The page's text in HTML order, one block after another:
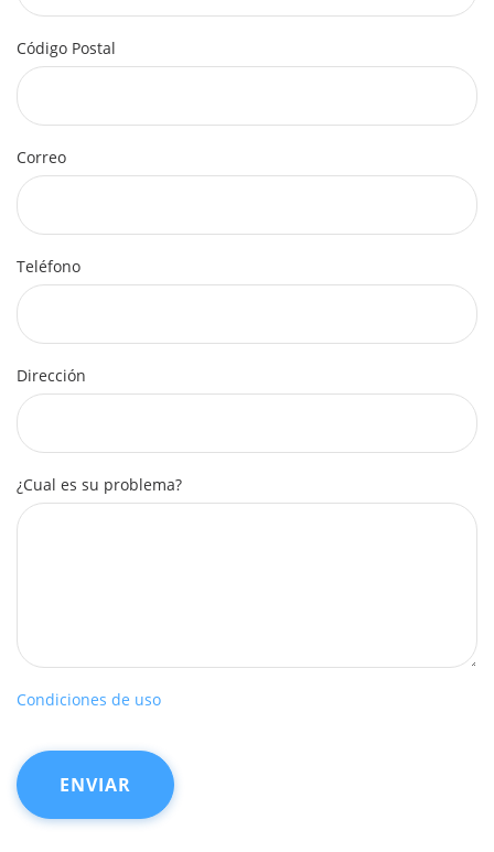
Código Postal
Correo
Teléfono
Dirección
¿Cual es su problema?
Condiciones de uso